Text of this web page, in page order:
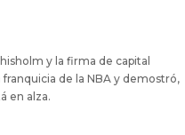
y la firma de capital
de la NBA y demostró,
en alza.